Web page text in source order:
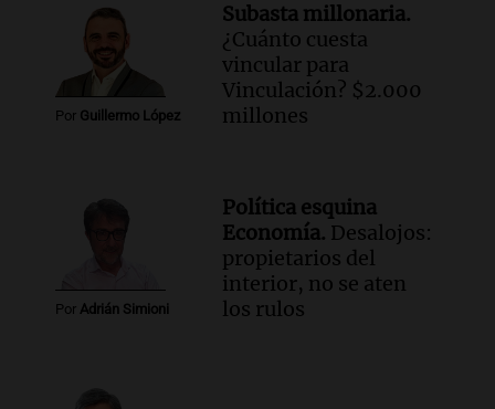
Panorama Federal
Episodios
Por Guillermo López
Subasta millonaria.
¿Cuánto cuesta
vincular para
Vinculación? $2.000
millones
Por Adrián Simioni
Política esquina
Economía. Desalojos:
propietarios del
interior, no se aten
los rulos